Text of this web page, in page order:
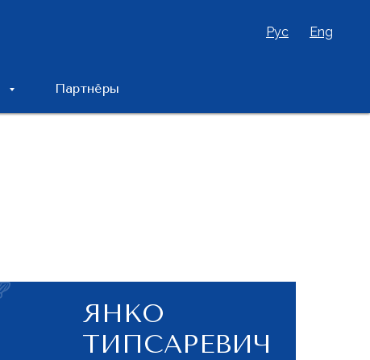
Eng
Рус
Партнёры
ЯНКО
ТИПСАРЕВИЧ